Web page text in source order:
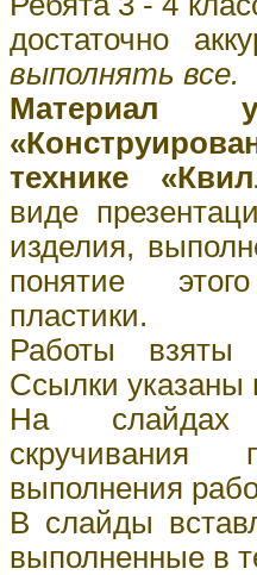
достаточно
выполнять все.
Материал
технике
виде
изделия,
понятие
пластики.
Работы взяты
Ссылки указаны
На слайдах
выполнения
В слайды
выполненные в